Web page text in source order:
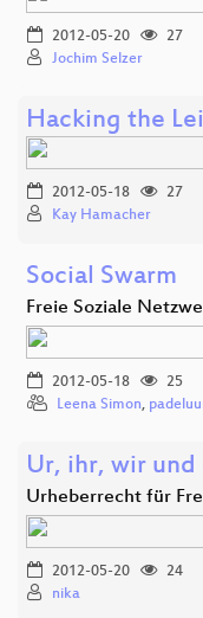
2012-05-20
27
Jochim Selzer
Hacking the
2012-05-18
27
Kay Hamacher
Social Swarm
Freie Soziale
2012-05-18
25
Leena Simon,
Ur, ihr, wir und
Urheberrecht für
2012-05-20
24
nika